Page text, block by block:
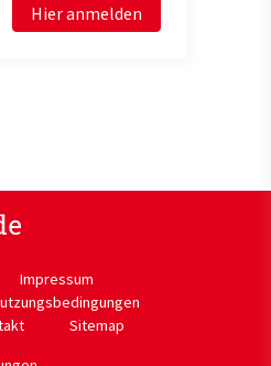
Hier anmelden
Impressum
Sitemap